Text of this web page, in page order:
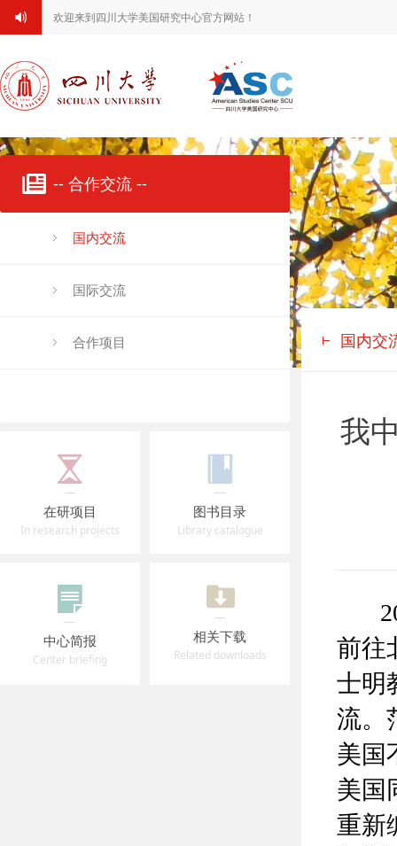
欢迎来到四川大学美国研究中心官方网站！
-- 合作交流 --
国内交流
国际交流
合作项目
在研项目
In research projects
图书目录
Library catalogue
中心简报
Center briefing
相关下载
Related downloads
国内交
我
前往
士明
流。
美国
美国
重新